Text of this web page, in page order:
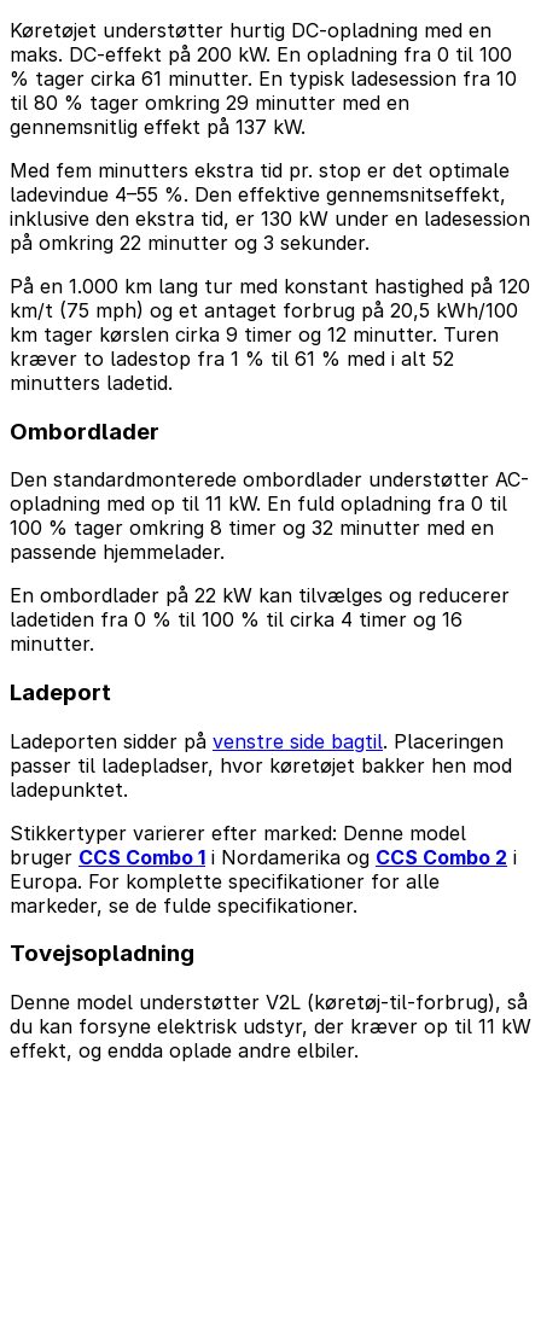
Køretøjet understøtter hurtig DC-opladning med en
maks. DC-effekt på 200 kW. En opladning fra 0 til 100
% tager cirka 61 minutter. En typisk ladesession fra 10
til 80 % tager omkring 29 minutter med en
gennemsnitlig effekt på 137 kW.
Med fem minutters ekstra tid pr. stop er det optimale
ladevindue 4–55 %. Den effektive gennemsnitseffekt,
inklusive den ekstra tid, er 130 kW under en ladesession
på omkring 22 minutter og 3 sekunder.
På en 1.000 km lang tur med konstant hastighed på 120
km/t (75 mph) og et antaget forbrug på 20,5 kWh/100
km tager kørslen cirka 9 timer og 12 minutter. Turen
kræver to ladestop fra 1 % til 61 % med i alt 52
minutters ladetid.
Ombordlader
Den standardmonterede ombordlader understøtter AC-
opladning med op til 11 kW. En fuld opladning fra 0 til
100 % tager omkring 8 timer og 32 minutter med en
passende hjemmelader.
En ombordlader på 22 kW kan tilvælges og reducerer
ladetiden fra 0 % til 100 % til cirka 4 timer og 16
minutter.
Ladeport
Ladeporten sidder på venstre side bagtil. Placeringen
passer til ladepladser, hvor køretøjet bakker hen mod
ladepunktet.
Stikkertyper varierer efter marked: Denne model
bruger CCS Combo 1 i Nordamerika og CCS Combo 2 i
Europa. For komplette specifikationer for alle
markeder, se de fulde specifikationer.
Tovejsopladning
Denne model understøtter V2L (køretøj-til-forbrug), så
du kan forsyne elektrisk udstyr, der kræver op til 11 kW
effekt, og endda oplade andre elbiler.